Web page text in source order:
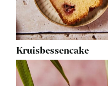
Kruisbessencake